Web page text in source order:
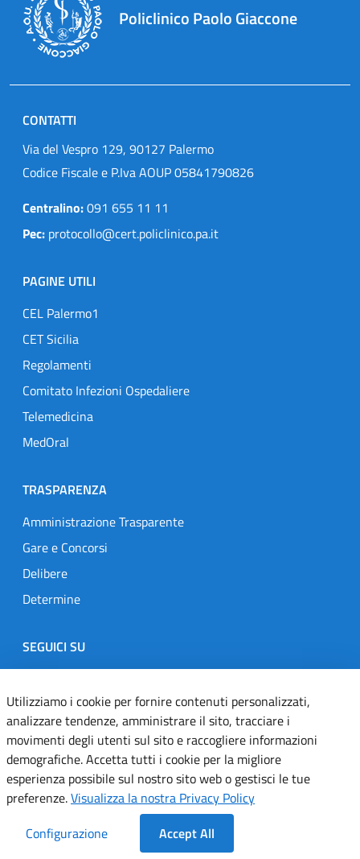
Policlinico Paolo Giaccone
CONTATTI
Via del Vespro 129, 90127 Palermo
Codice Fiscale e P.Iva AOUP 05841790826
Centralino:091 655 11 11
Pec: protocollo@cert.policlinico.pa.it
PAGINE UTILI
CEL Palermo1
CET Sicilia
Regolamenti
Comitato Infezioni Ospedaliere
Telemedicina
MedOral
TRASPARENZA
Amministrazione Trasparente
Gare e Concorsi
Delibere
Determine
SEGUICI SU
Designers Italia
TwitterInstagramYoutubeLinkedin
Dichiarazione di accessibilità
Informativa cookie
Utilizziamo i cookie per fornire contenuti personalizzati,
analizzare tendenze, amministrare il sito, tracciare i
movimenti degli utenti sul sito e raccogliere informazioni
demografiche. Accetta tutti i cookie per la migliore
esperienza possibile sul nostro sito web o gestisci le tue
preferenze.Visualizza la nostra Privacy Policy
Configurazione
Accept All